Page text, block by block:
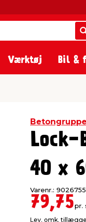
Værktøj Bil &
Lock-
40 x
Varenr.: 9026755
79,75pr.
Lev. omk.